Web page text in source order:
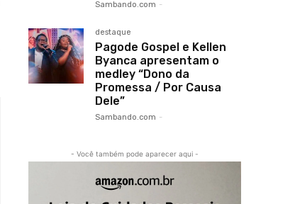
Sambando.com -
destaque
Pagode Gospel e Kellen
Byanca apresentam o
medley “Dono da
Promessa / Por Causa
Dele”
Sambando.com -
- Você também pode aparecer aqui -